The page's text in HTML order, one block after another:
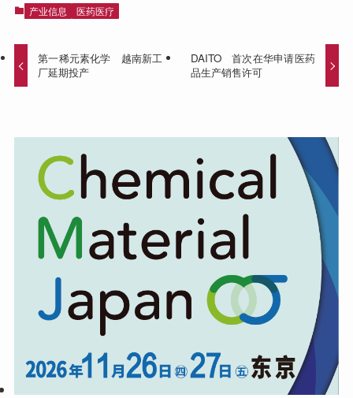
产业信息 医药医疗
第一稀元素化学 越南新工
厂延期投产
DAITO 首次在华申请医药
品生产销售许可